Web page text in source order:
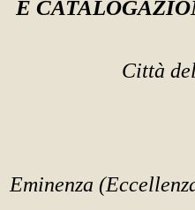
E
Città
Eminenza